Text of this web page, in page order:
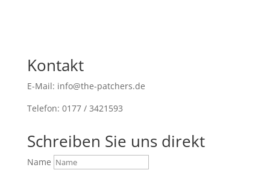
Kontakt
E-Mail: info@the-patchers.de
Telefon: 0177 / 3421593
Schreiben Sie uns direkt
Name